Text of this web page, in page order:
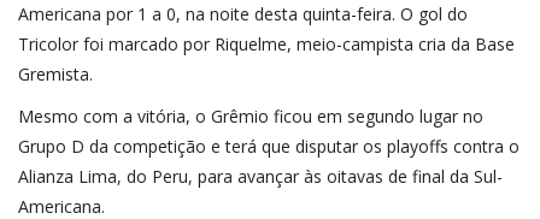
Americana por 1 a 0, na noite desta quinta-feira. O gol do
Tricolor foi marcado por Riquelme, meio-campista cria da Base
Gremista.
Mesmo com a vitória, o Grêmio ficou em segundo lugar no
Grupo D da competição e terá que disputar os playoffs contra o
Alianza Lima, do Peru, para avançar às oitavas de final da Sul-
Americana.